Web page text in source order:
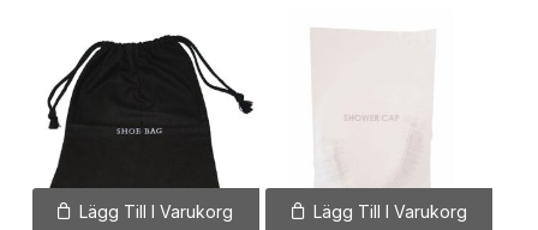
Lägg Till I Varukorg Lägg Till I Varukorg